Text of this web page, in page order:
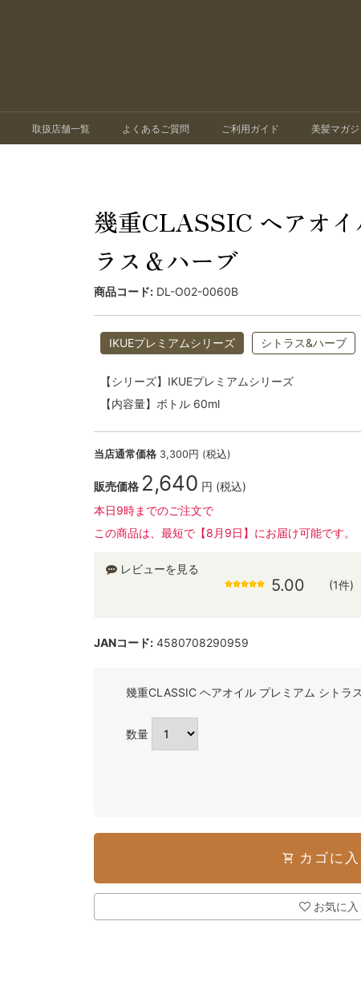
取扱店舗一覧 よくあるご質問 ご利用ガイド 美髪マガジ
幾重CLASSIC ヘアオイ
ラス＆ハーブ
商品コード: DL-O02-0060B
IKUEプレミアムシリーズ シトラス&ハーブ
【シリーズ】IKUEプレミアムシリーズ
【内容量】ボトル 60ml
当店通常価格 3,300 円 (税込)
販売価格 2,640 円 (税込)
本日9時までのご注文で
この商品は、最短で【8月9日】にお届け可能です。
レビューを見る
5.00 (1件)
JANコード: 4580708290959
幾重CLASSIC ヘアオイル プレミアム シトラ
数量
shopping_cart カゴに
お気に入